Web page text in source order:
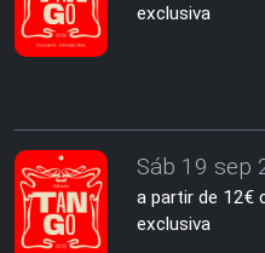
exclusiva
Sáb 19 sep
a partir de 12€
exclusiva